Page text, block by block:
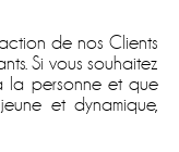
de nos Clients
Si vous souhaitez
la personne et que
et dynamique,